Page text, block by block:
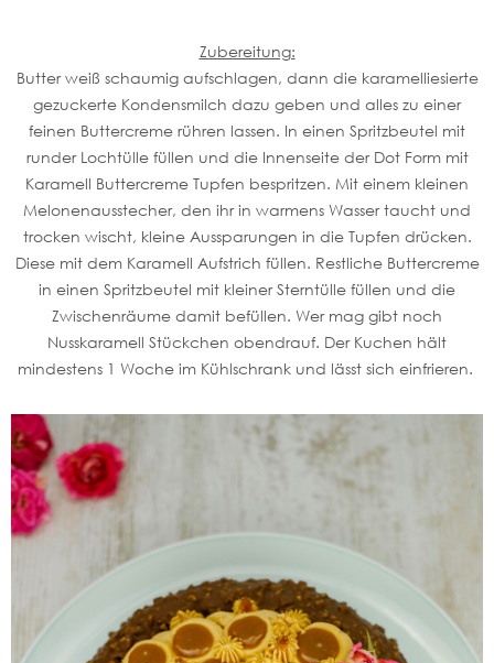
Zubereitung:
Butter weiß schaumig aufschlagen, dann die karamelliesierte
gezuckerte Kondensmilch dazu geben und alles zu einer
feinen Buttercreme rühren lassen. In einen Spritzbeutel mit
runder Lochtülle füllen und die Innenseite der Dot Form mit
Karamell Buttercreme Tupfen bespritzen. Mit einem kleinen
Melonenausstecher, den ihr in warmens Wasser taucht und
trocken wischt, kleine Aussparungen in die Tupfen drücken.
Diese mit dem Karamell Aufstrich füllen. Restliche Buttercreme
in einen Spritzbeutel mit kleiner Sterntülle füllen und die
Zwischenräume damit befüllen. Wer mag gibt noch
Nusskaramell Stückchen obendrauf. Der Kuchen hält
mindestens 1 Woche im Kühlschrank und lässt sich einfrieren.